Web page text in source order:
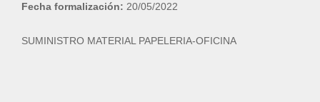
Fecha formalización: 20/05/2022
SUMINISTRO MATERIAL PAPELERIA-OFICINA